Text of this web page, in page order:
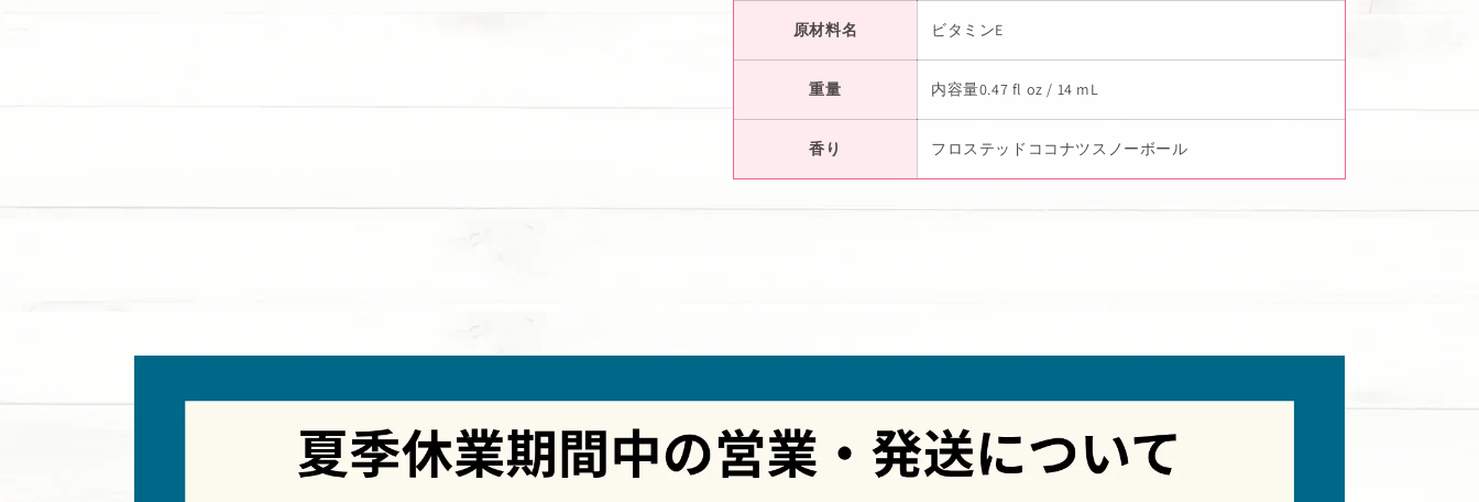
原材料名 ビタミンE
重量 内容量0.47 fl oz / 14 mL
香り フロステッドココナツスノーボール